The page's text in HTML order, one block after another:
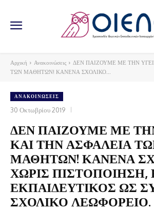
Αρχική Ανακοινώσεις
ΔΕΝ ΠΑΙΖΟΥΜΕ ΜΕ ΤΗΝ
ΤΩΝ ΜΑΘΗΤΩΝ! ΚΑΝΕΝΑ ΣΧΟΛΙΚΟ...
ΑΝΑΚΟΙΝΏΣΕΙΣ
30 Οκτωβρίου 2019
ΔΕΝ ΠΑΙΖΟΥΜΕ ΜΕ
ΚΑΙ ΤΗΝ ΑΣΦΑΛΕΙΑ
ΜΑΘΗΤΩΝ! ΚΑΝΕΝΑ
ΧΩΡΙΣ
ΕΚΠΑΙΔΕΥΤΙΚΟΣ ΩΣ
ΣΧΟΛΙΚΟ ΛΕΩΦΟΡΕΙΟ.